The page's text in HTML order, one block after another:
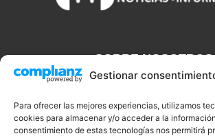
Gestionar
Para ofrecer las mejores experiencias, utilizamos
cookies para almacenar y/o acceder a la
consentimiento de estas tecnologías nos permitirá
SOBRE NOSOTROS
que necesitas saber sobre noticias,
aplicaciones que te ayudaran a ser